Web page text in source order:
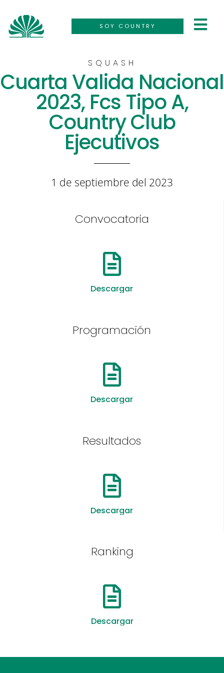
SOY COUNTRY
SQUASH
Cuarta Valida Nacional
2023, Fcs Tipo A,
Country Club
Ejecutivos
1 de septiembre del 2023
Convocatoria
Descargar
Programación
Descargar
Resultados
Descargar
Ranking
Descargar